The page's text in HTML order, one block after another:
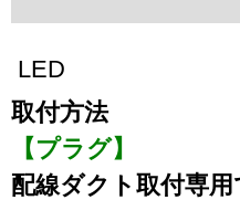
LED
取付方法
【プラグ】
配線ダクト取付専用